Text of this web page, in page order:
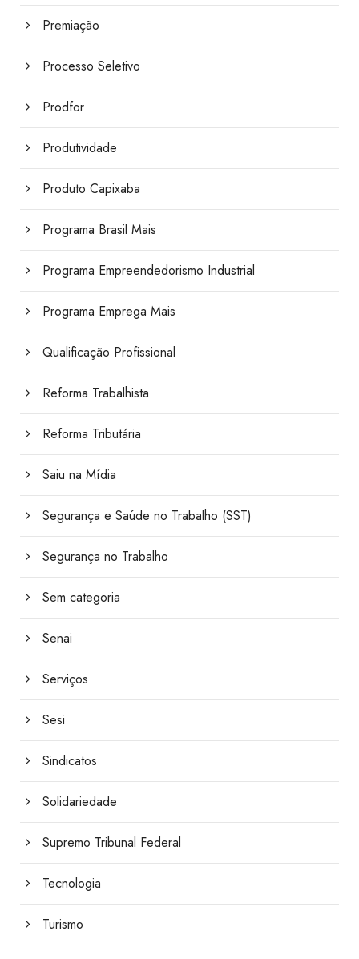
Premiação
Processo Seletivo
Prodfor
Produtividade
Produto Capixaba
Programa Brasil Mais
Programa Empreendedorismo Industrial
Programa Emprega Mais
Qualificação Profissional
Reforma Trabalhista
Reforma Tributária
Saiu na Mídia
Segurança e Saúde no Trabalho (SST)
Segurança no Trabalho
Sem categoria
Senai
Serviços
Sesi
Sindicatos
Solidariedade
Supremo Tribunal Federal
Tecnologia
Turismo